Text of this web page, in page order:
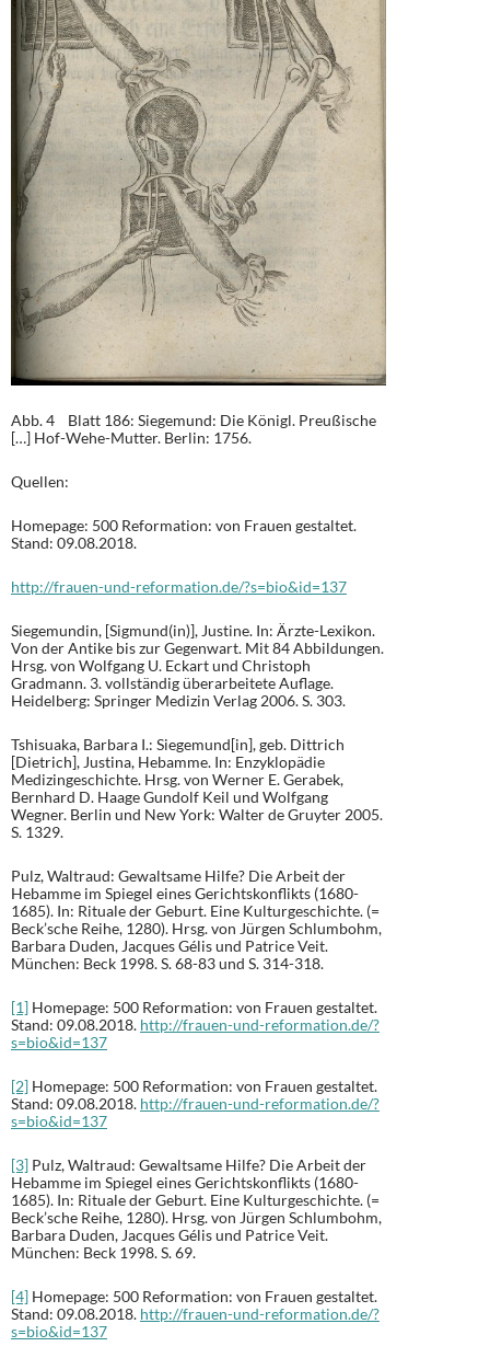
Abb. 4 Blatt 186: Siegemund: Die Königl. Preußische
[…] Hof-Wehe-Mutter. Berlin: 1756.
Quellen:
Homepage: 500 Reformation: von Frauen gestaltet.
Stand: 09.08.2018.
http://frauen-und-reformation.de/?s=bio&id=137
Siegemundin, [Sigmund(in)], Justine. In: Ärzte-Lexikon.
Von der Antike bis zur Gegenwart. Mit 84 Abbildungen.
Hrsg. von Wolfgang U. Eckart und Christoph
Gradmann. 3. vollständig überarbeitete Auflage.
Heidelberg: Springer Medizin Verlag 2006. S. 303.
Tshisuaka, Barbara I.: Siegemund[in], geb. Dittrich
[Dietrich], Justina, Hebamme. In: Enzyklopädie
Medizingeschichte. Hrsg. von Werner E. Gerabek,
Bernhard D. Haage Gundolf Keil und Wolfgang
Wegner. Berlin und New York: Walter de Gruyter 2005.
S. 1329.
Pulz, Waltraud: Gewaltsame Hilfe? Die Arbeit der
Hebamme im Spiegel eines Gerichtskonflikts (1680-
1685). In: Rituale der Geburt. Eine Kulturgeschichte. (=
Beck’sche Reihe, 1280). Hrsg. von Jürgen Schlumbohm,
Barbara Duden, Jacques Gélis und Patrice Veit.
München: Beck 1998. S. 68-83 und S. 314-318.
[1] Homepage: 500 Reformation: von Frauen gestaltet.
Stand: 09.08.2018. http://frauen-und-reformation.de/?
s=bio&id=137
[2] Homepage: 500 Reformation: von Frauen gestaltet.
Stand: 09.08.2018. http://frauen-und-reformation.de/?
s=bio&id=137
[3] Pulz, Waltraud: Gewaltsame Hilfe? Die Arbeit der
Hebamme im Spiegel eines Gerichtskonflikts (1680-
1685). In: Rituale der Geburt. Eine Kulturgeschichte. (=
Beck’sche Reihe, 1280). Hrsg. von Jürgen Schlumbohm,
Barbara Duden, Jacques Gélis und Patrice Veit.
München: Beck 1998. S. 69.
[4] Homepage: 500 Reformation: von Frauen gestaltet.
Stand: 09.08.2018. http://frauen-und-reformation.de/?
s=bio&id=137